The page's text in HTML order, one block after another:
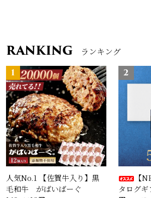
RANKING ランキング
1
人気No.1 【佐賀牛入り】黒
毛和牛 がばいばーぐ
2
【
タログ